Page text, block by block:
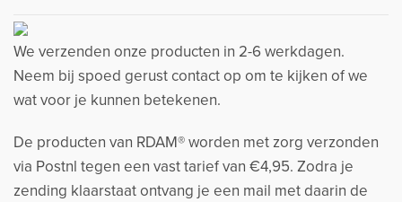
We verzenden onze producten in 2-6 werkdagen.
Neem bij spoed gerust contact op om te kijken of we
wat voor je kunnen betekenen.
De producten van RDAM® worden met zorg verzonden
via Postnl tegen een vast tarief van €4,95. Zodra je
zending klaarstaat ontvang je een mail met daarin de